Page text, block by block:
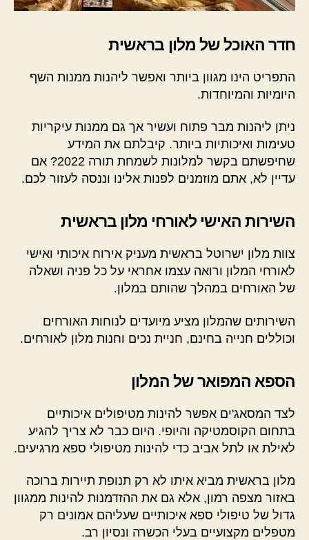
חדר האוכל של מלון בראשית
התפריט הינו מגוון ביותר ואפשר ליהנות ממנות השף
היומיות והמיוחדות.
ניתן ליהנות מבר פתוח ועשיר אך גם ממנות עיקריות
טעימות ואיכותיות ביותר. קיבלתם את המידע
שחיפשתם בקשר למלונות לשמחת תורה 2022? אם
עדיין לא, אתם מוזמנים לפנות אלינו וננסה לעזור לכם.
השירות האישי לאורחי מלון בראשית
צוות מלון ישרוטל בראשית מעניק אירוח איכותי ואישי
לאורחי המלון ורואה עצמו אחראי על כל פניה ושאלה
של האורחים במהלך שהותם במלון.
השירותים שהמלון מציע מיועדים לנוחות האורחים
וכוללים חנייה בחינם, חניית נכים וחנות מלון לאורחים.
הספא המפואר של המלון
לצד המסאג'ים אפשר להינות מטיפולים איכותיים
בתחום הקוסמטיקה והיופי. היום כבר לא צריך להגיע
לאילת או לתל אביב כדי להינות מטיפולי ספא מרגיעים.
מלון בראשית מביא איתו לא רק תנופת תיירות ברוכה
באזור מצפה רמון, אלא גם את ההזדמנות להינות ממגוון
גדול של טיפולי ספא איכותיים שעליהם אמונים רק
מטפלים מקצועיים בעלי הכשרה ונסיון רב.